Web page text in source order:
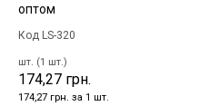
оптом
Код LS-320
шт. (1 шт.)
174,27 грн.
174,27 грн. за 1 шт.